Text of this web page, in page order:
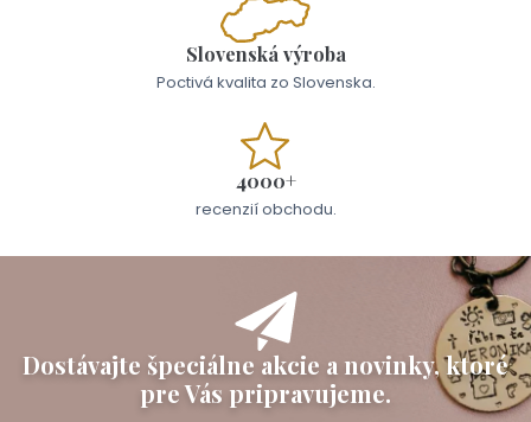
Slovenská výroba
Poctivá kvalita zo Slovenska.
4000+
recenzií obchodu.
Dostávajte špeciálne akcie a novinky, ktoré
pre Vás pripravujeme.